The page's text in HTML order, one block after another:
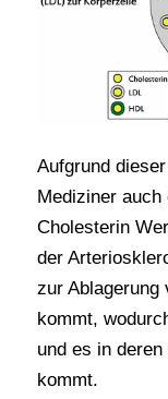
Aufgrund
Mediziner
Cholesterin
der
zur Ablagerung
kommt,
und es in
kommt.